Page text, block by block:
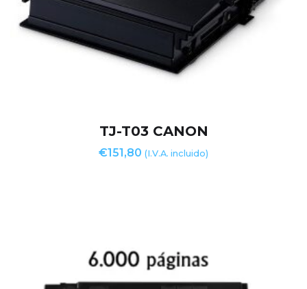
TJ-T03 CANON
€151,80 (I.V.A. incluido)